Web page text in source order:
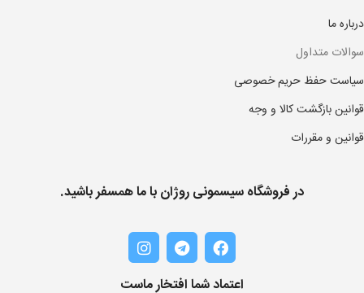
درباره ما
سوالات متداول
سیاست حفظ حریم خصوصی
قوانین بازگشت کالا و وجه
قوانین و مقررات
در فروشگاه سیسمونی روژان با ما همسفر باشید.
اعتماد شما افتخار ماست